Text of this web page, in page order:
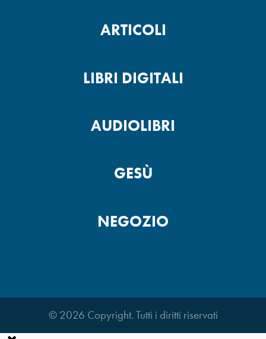
ARTICOLI
LIBRI DIGITALI
AUDIOLIBRI
GESÙ
NEGOZIO
© 2026 Copyright. Tutti i diritti riservati